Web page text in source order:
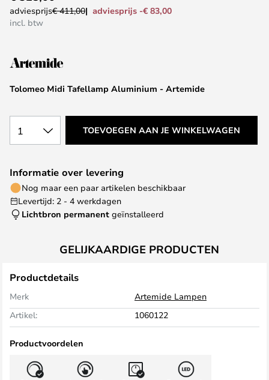
het
de
gallerij
Tolomeo Midi Tafellamp Aluminium - Artemide
adviesprijs€ 411,00
adviesprijs -€ 83,00
incl. btw
1 TOEVOEGEN AAN JE WINKELWAGEN
Informatie over levering
Nog maar een paar artikelen beschikbaar
Levertijd: 2 - 4 werkdagen
Lichtbron permanent geïnstalleerd
GELIJKAARDIGE PRODUCTEN
Productdetails
Merk
Artemide Lampen
Artikel:
1060122
Productvoordelen